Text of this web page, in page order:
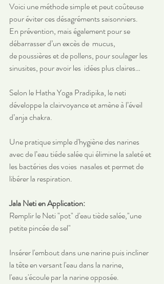
Voici une méthode simple et peut coûteuse
pour éviter ces désagréments saisonniers.
En prévention, mais également pour se
débarrasser d’un excès de  mucus,
de poussières et de pollens, pour soulager les
sinusites, pour avoir les  idées plus claires…
Selon le Hatha Yoga Pradipika, le neti
développe la clairvoyance et amène à l’éveil
d’anja chakra.
Une pratique simple d'hygiène des narines
avec de l’eau tiéde salée qui élimine la saleté et
les bactéries des voies  nasales et permet de
libérer la respiration.
Jala Neti en Application:
Remplir le Neti "pot" d'eau tiède salée,"une
petite pincée de sel"
Insérer l'embout dans une narine puis incliner
la tête en versant l'eau dans la narine,
l'eau s'écoule par la narine opposée.